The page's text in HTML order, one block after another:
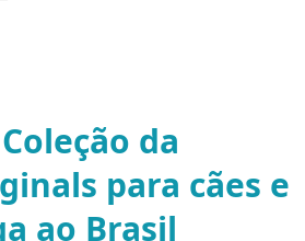
da
para cães e
ao Brasil